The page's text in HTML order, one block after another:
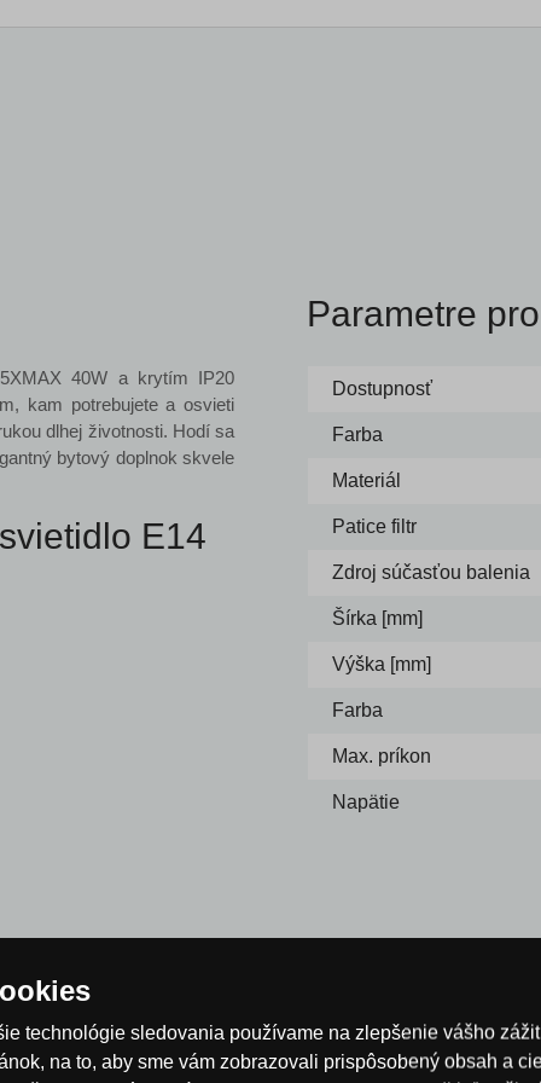
40W a krytím IP20
kam potrebujete a osvieti
dlhej životnosti. Hodí sa
bytový doplnok skvele
E14
žiarovkami výrazne
nákladov na svietenie.
s kvalitnými odolnými
mnoho rokov.
Parametre
Dostupnosť
Farba
Materiál
Patice filtr
Zdroj súčasťou balenia
Šírka [mm]
Výška [mm]
Farba
Max. príkon
Napätie
technológie sledovania používame na zlepšenie vášho
na to, aby sme vám zobrazovali prispôsobený obsah a